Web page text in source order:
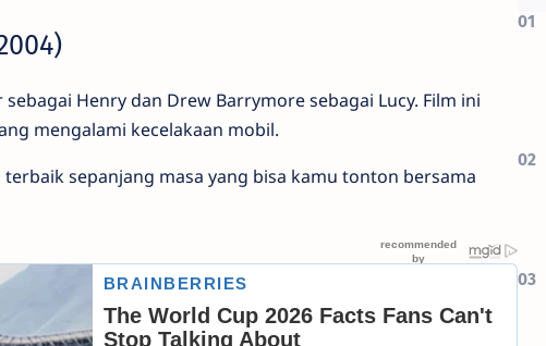
Henry dan Drew Barrymore sebagai Lucy. Film ini
mengalami kecelakaan mobil.
sepanjang masa yang bisa kamu tonton bersama